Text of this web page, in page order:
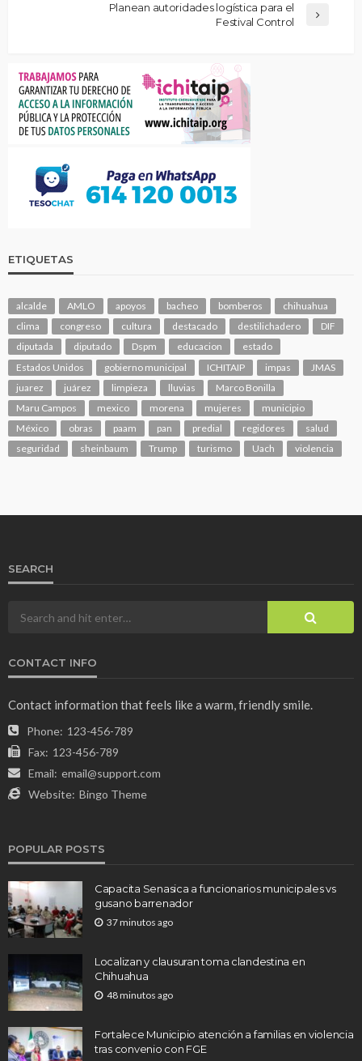
Planean autoridades logística para el
Festival Control
ETIQUETAS
alcalde AMLO apoyos bacheo bomberos
chihuahua
clima
congreso cultura destacado destilichadero
DIF
diputada
diputado Dspm educacion
estado
Estados Unidos
gobierno municipal ICHITAIP impas
JMAS
juarez
juárez limpieza lluvias
Marco Bonilla
Maru Campos
mexico morena mujeres
municipio
México
obras paam pan predial regidores
salud
seguridad
sheinbaum Trump turismo Uach violencia
SEARCH
CONTACT INFO
Contact information that feels like a warm, friendly smile.
Phone: 123-456-789
Fax: 123-456-789
Email: email@support.com
Website: Bingo Theme
POPULAR POSTS
Capacita Senasica a funcionarios municipales vs
gusano barrenador
37 minutos ago
Localizan y clausuran toma clandestina en
Chihuahua
48 minutos ago
Fortalece Municipio atención a familias en violencia
tras convenio con FGE